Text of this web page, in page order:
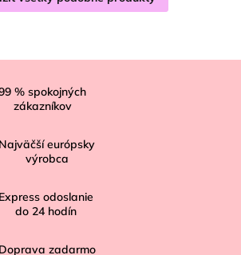
% spokojných
zákazníkov
Najväčší európsky
výrobca
Express odoslanie
do 24 hodín
Doprava zadarmo